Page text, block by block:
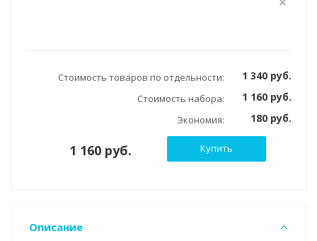
Стоимость товаров по отдельности: 1 340 руб.
Стоимость набора: 1 160 руб.
Экономия: 180 руб.
1 160 руб. Купить
Описание